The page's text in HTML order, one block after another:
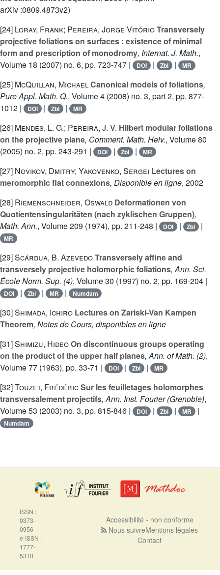
arXiv :0809.4873v2)
[24] Loray, Frank; Pereira, Jorge VitórioTransversely
projective foliations on surfaces : existence of minimal
form and prescription of monodromy, Internat. J. Math.,
Volume 18 (2007) no. 6, pp. 723-747 | DOI | Zbl | MR
[25] McQuillan, MichaelCanonical models of foliations,
Pure Appl. Math. Q., Volume 4 (2008) no. 3, part 2, pp. 877-
1012 |
DOI | Zbl | MR
[26] Mendes, L. G.; Pereira, J. V. Hilbert modular foliations
on the projective plane, Comment. Math. Helv., Volume 80
(2005) no. 2, pp. 243-291 |
DOI | Zbl | MR
[27] Novikov, Dmitry; Yakovenko, Sergei Lectures on
meromorphic flat connexions, Disponible en ligne, 2002
[28] Riemenschneider, Oswald Deformationen von
Quotientensingularitäten (nach zyklischen Gruppen),
Math. Ann., Volume 209 (1974), pp. 211-248 | DOI | Zbl |
MR
[29]Scárdua, B. AzevedoTransversely affine and
transversely projective holomorphic foliations, Ann. Sci.
École Norm. Sup. (4), Volume 30 (1997) no. 2, pp. 169-204 |
DOI | Zbl | MR | Numdam
[30]Shimada, Ichiro Lectures on Zariski-Van Kampen
Theorem, Notes de Cours, disponibles en ligne
[31]Shimizu, HideoOn discontinuous groups operating
on the product of the upper half planes, Ann. of Math. (2),
Volume 77 (1963), pp. 33-71 | DOI | Zbl | MR
[32]Touzet, FrédéricSur les feuilletages holomorphes
transversalement projectifs, Ann. Inst. Fourier (Grenoble),
Volume 53 (2003) no. 3, pp. 815-846 | DOI | Zbl | MR |
Numdam
ISSN :
0373-
0956
e-ISSN :
1777-
5310
Accessibilité - non conforme
Nous suivreMentions légales
Contact